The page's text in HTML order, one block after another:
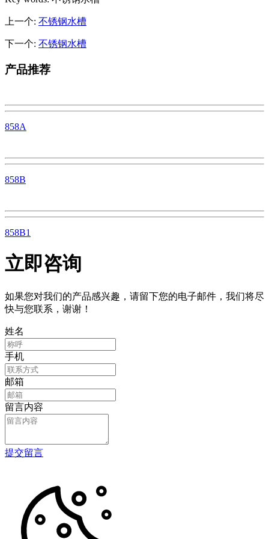
上一个: 不锈钢水槽
下一个: 不锈钢水槽
产品推荐
858A
858B
858B1
立即咨询
如果您对我们的产品感兴趣，请留下您的电子邮件，我们将尽
快与您联系，谢谢！
姓名
手机
邮箱
留言内容
提交留言